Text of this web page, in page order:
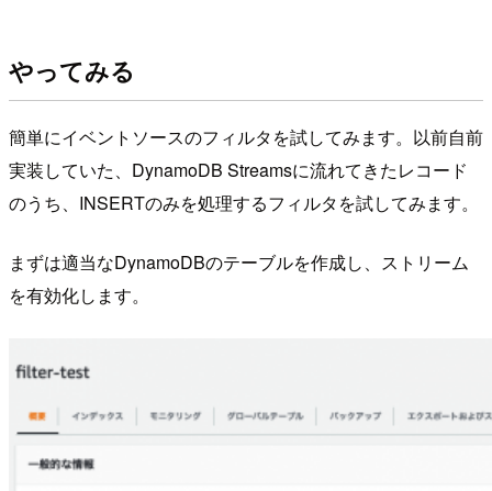
やってみる
簡単にイベントソースのフィルタを試してみます。以前自前
実装していた、DynamoDB Streamsに流れてきたレコード
のうち、INSERTのみを処理するフィルタを試してみます。
まずは適当なDynamoDBのテーブルを作成し、ストリーム
を有効化します。